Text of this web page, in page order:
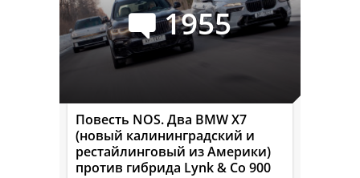
1955
Повесть NOS. Два BMW X7
(новый калининградский и
рестайлинговый из Америки)
против гибрида Lynk & Co 900